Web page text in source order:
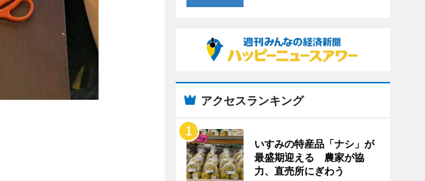
アクセスランキング
いすみの特産品「ナシ」が
最盛期迎える 農家が協
力、直売所にぎわう